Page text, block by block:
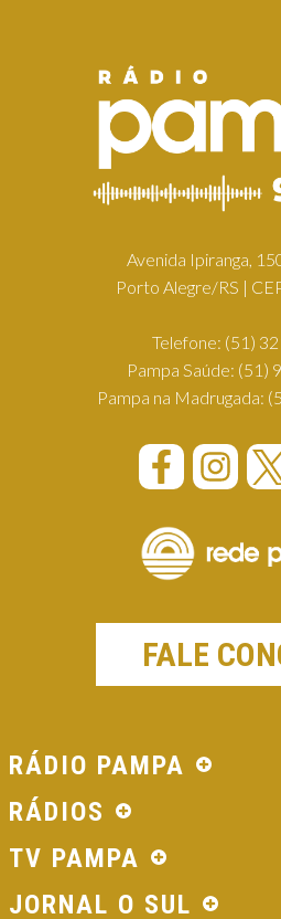
Avenida Ipiranga,
Porto Alegre/RS |
Telefone: (51)
Pampa Saúde: (51)
Pampa na Madrugada:
FALE
RÁDIO PAMPA
RÁDIOS
TV PAMPA
JORNAL O SUL